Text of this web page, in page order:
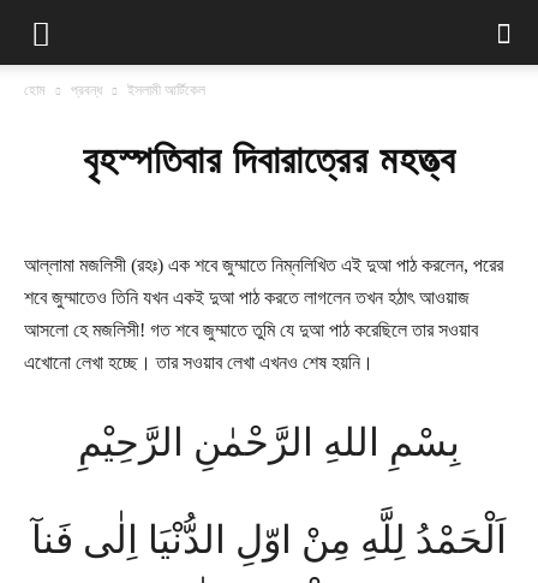
হোম প্রবন্ধ ইসলামী আর্টিকেল
বৃহস্পতিবার দিবারাত্রের মহত্ত্ব
আল্লামা মজলিসী (রহঃ) এক শবে জুম্মাতে নিম্নলিখিত এই দুআ পাঠ করলেন, পরের
শবে জুম্মাতেও তিনি যখন একই দুআ পাঠ করতে লাগলেন তখন হঠাৎ আওয়াজ
আসলো হে মজলিসী! গত শবে জুম্মাতে তুমি যে দুআ পাঠ করেছিলে তার সওয়াব
এখোনো লেখা হচ্ছে। তার সওয়াব লেখা এখনও শেষ হয়নি।
بِسْمِ اللهِ الرَّحْمٰنِ الرَّحِیْمِ
اَلْحَمْدُ لِلَّهِ مِنْ اوّلِ الدُّنْیَا اِلٰی فَنآ